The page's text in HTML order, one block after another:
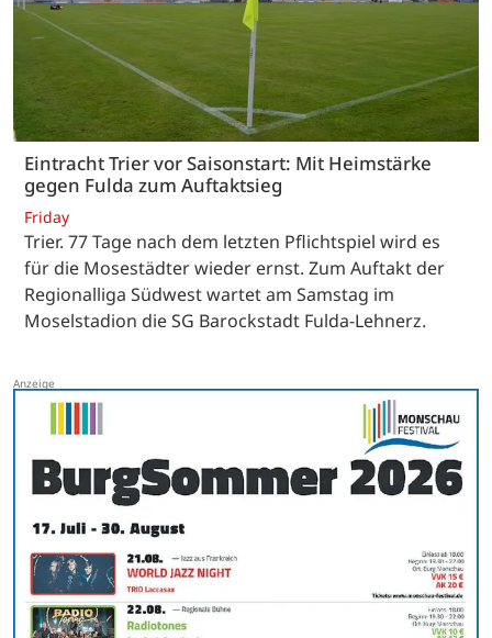
Eintracht Trier vor Saisonstart: Mit Heimstärke
gegen Fulda zum Auftaktsieg
Friday
Trier. 77 Tage nach dem letzten Pflichtspiel wird es
für die Mosestädter wieder ernst. Zum Auftakt der
Regionalliga Südwest wartet am Samstag im
Moselstadion die SG Barockstadt Fulda-Lehnerz.